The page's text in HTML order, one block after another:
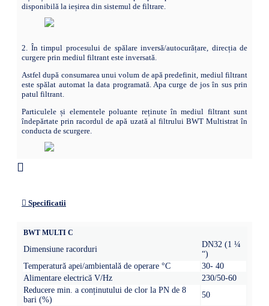
disponibilă la ieșirea din sistemul de filtrare.
2. În timpul procesului de spălare inversă/autocurățare, direcția de
curgere prin mediul filtrant este inversată.
Astfel după consumarea unui volum de apă predefinit, mediul filtrant
este spălat automat la data programată. Apa curge de jos în sus prin
patul filtrant.
Particulele și elementele poluante reținute în mediul filtrant sunt
îndepărtate prin racordul de apă uzată al filtrului BWT Multistrat în
conducta de scurgere.
Specificatii
BWT MULTI C
Dimensiune racorduri
DN32 (1 ¼
“)
Temperatură apei/ambientală de operare °C
30- 40
Alimentare electrică V/Hz
230/50-60
Reducere min. a conținutului de clor la PN de 8
bari (%)
50